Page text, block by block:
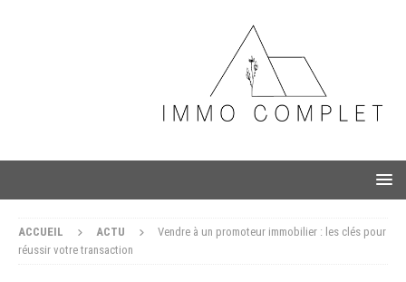
ACCUEIL ACTU
Vendre à un promoteur immobilier : les clés pour
réussir votre transaction